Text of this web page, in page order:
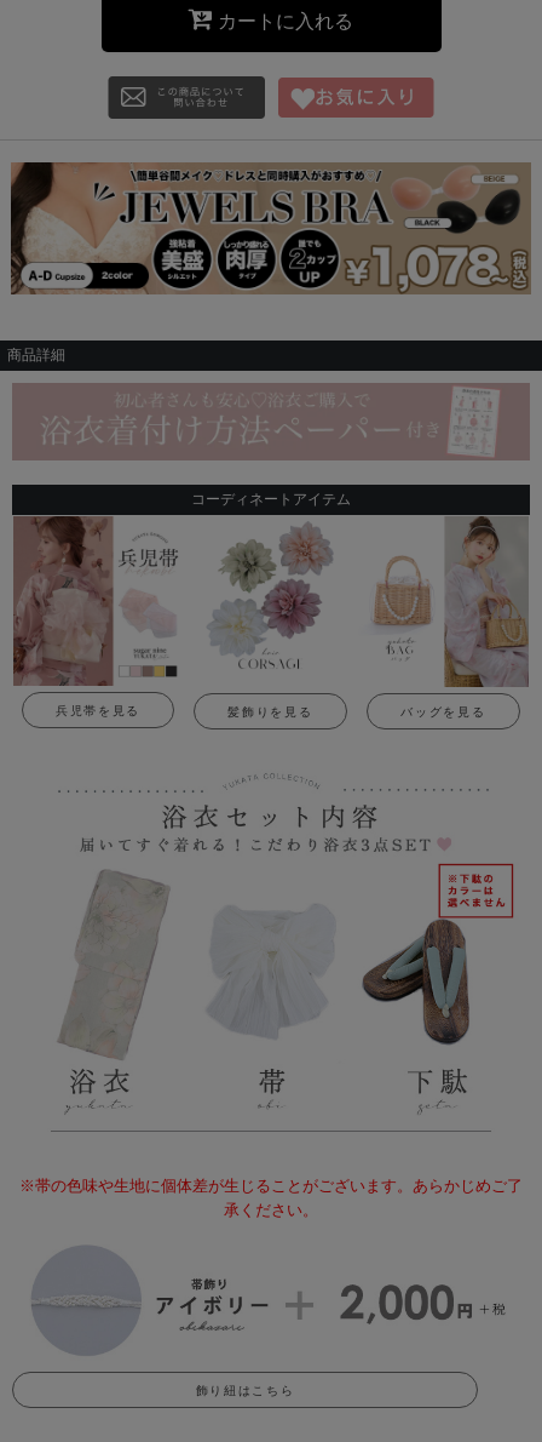
カートに入れる
商品詳細
コーディネートアイテム
兵児帯を見る 髪飾りを見る バッグを見る
※帯の色味や生地に個体差が生じることがございます。あらかじめご了
承ください。
飾り紐はこちら